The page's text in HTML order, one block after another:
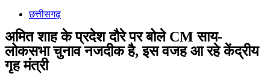
छत्तीसगढ़
अमित शाह के प्रदेश दौरे पर बोले CM साय-
लोकसभा चुनाव नजदीक है, इस वजह आ रहे केंद्रीय
गृह मंत्री